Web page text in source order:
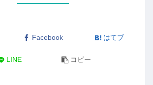
Facebook はてブ
LINE コピー